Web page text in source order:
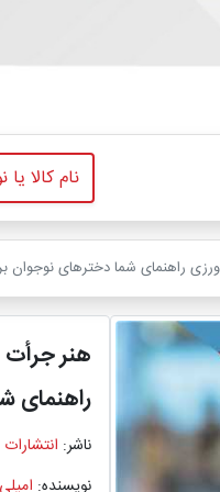
راهنمای شما دخترهای نوجوان
هنر
راهنمای
ناشر:
نویسنده: